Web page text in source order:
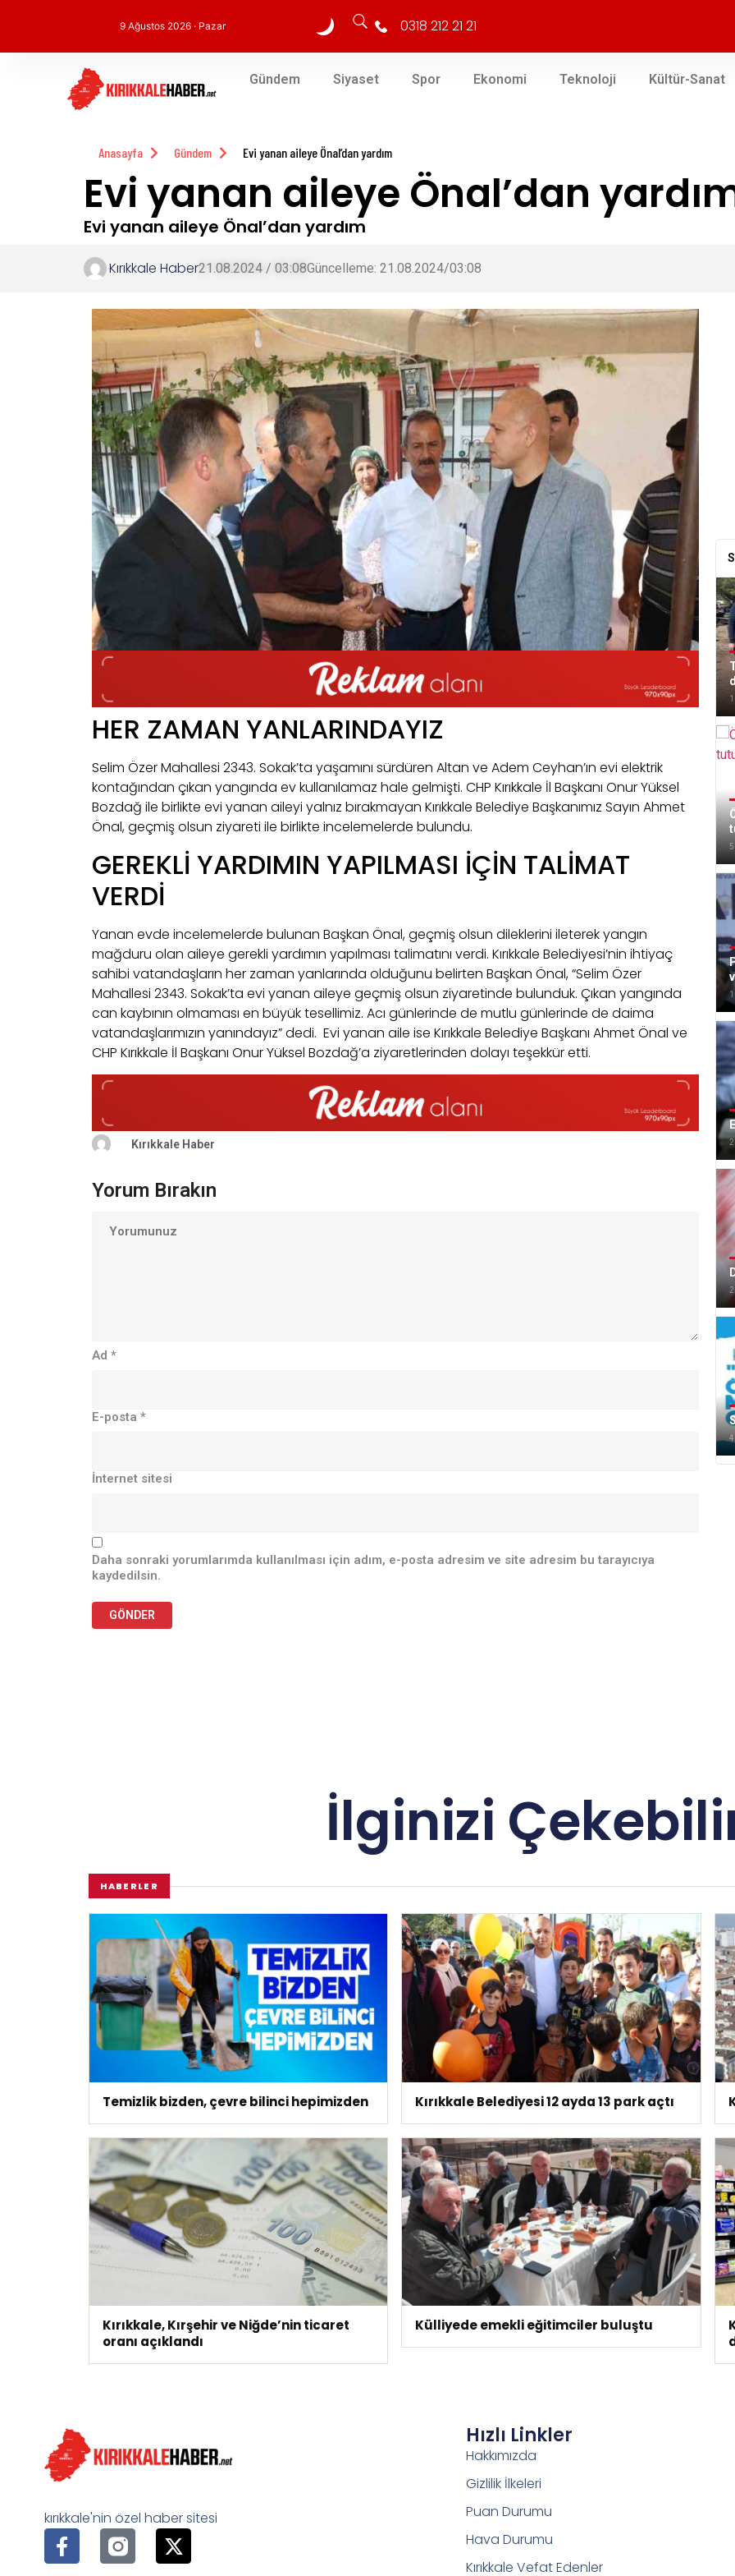
9 Ağustos 2026 · Pazar 0318 212 21 21
Gündem Siyaset Spor Ekonomi Teknoloji Kültür-Sanat
Anasayfa Gündem Evi yanan aileye Önal’dan yardım
Evi yanan aileye Önal’dan
Evi yanan aileye Önal’dan yardım
Kırıkkale Haber21.08.2024 / 03:08Güncelleme: 21.08.2024/03:08
HER ZAMAN YANLARINDAYIZ
Selim Özer Mahallesi 2343. Sokak’ta yaşamını sürdüren Altan ve Adem Ceyhan’ın evi elektrik
kontağından çıkan yangında ev kullanılamaz hale gelmişti. CHP Kırıkkale İl Başkanı Onur Yüksel
Bozdağ ile birlikte evi yanan aileyi yalnız bırakmayan Kırıkkale Belediye Başkanımız Sayın Ahmet
Önal, geçmiş olsun ziyareti ile birlikte incelemelerde bulundu.
GEREKLİ YARDIMIN YAPILMASI İÇİN TALİMAT
VERDİ
Yanan evde incelemelerde bulunan Başkan Önal, geçmiş olsun dileklerini ileterek yangın
mağduru olan aileye gerekli yardımın yapılması talimatını verdi. Kırıkkale Belediyesi’nin ihtiyaç
sahibi vatandaşların her zaman yanlarında olduğunu belirten Başkan Önal, “Selim Özer
Mahallesi 2343. Sokak’ta evi yanan aileye geçmiş olsun ziyaretinde bulunduk. Çıkan yangında
can kaybının olmaması en büyük tesellimiz. Acı günlerinde de mutlu günlerinde de daima
vatandaşlarımızın yanındayız” dedi. Evi yanan aile ise Kırıkkale Belediye Başkanı Ahmet Önal ve
CHP Kırıkkale İl Başkanı Onur Yüksel Bozdağ’a ziyaretlerinden dolayı teşekkür etti.
Kırıkkale Haber
Yorum Bırakın
Ad *
E-posta *
İnternet sitesi
Daha sonraki yorumlarımda kullanılması için adım, e-posta adresim ve site adresim bu tarayıcıya
kaydedilsin.
5
2
2
4
İlginizi
HABERLER
Temizlik bizden, çevre bilinci hepimizden Kırıkkale Belediyesi 12 ayda 13 park açtı
Kırıkkale, Kırşehir ve Niğde’nin ticaret
oranı açıklandı
Külliyede emekli eğitimciler buluştu
kırıkkale'nin özel haber sitesi
Hızlı Linkler
Hakkımızda
Gizlilik İlkeleri
Puan Durumu
Hava Durumu
Kırıkkale Vefat Edenler